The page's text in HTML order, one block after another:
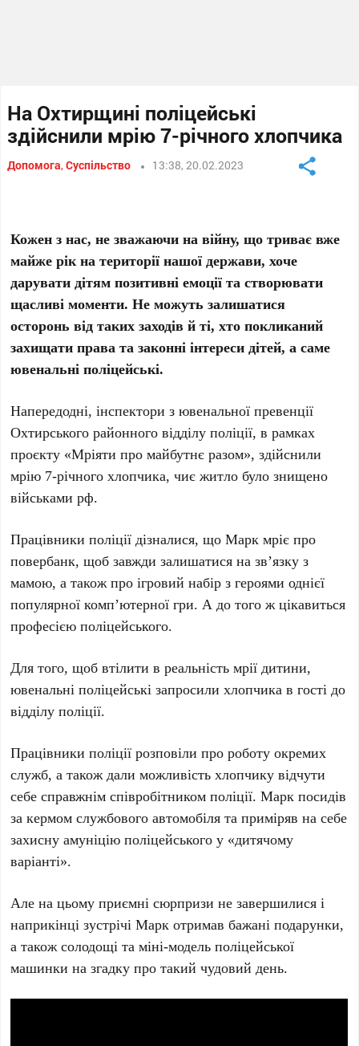
На Охтирщині поліцейські
здійснили мрію 7-річного хлопчика
Допомога,Суспільство 13:38, 20.02.2023
Кожен з нас, не зважаючи на війну, що триває вже
майже рік на території нашої держави, хоче
дарувати дітям позитивні емоції та створювати
щасливі моменти. Не можуть залишатися
осторонь від таких заходів й ті, хто покликаний
захищати права та законні інтереси дітей, а саме
ювенальні поліцейські.
Напередодні, інспектори з ювенальної превенції
Охтирського районного відділу поліції, в рамках
проєкту «Мріяти про майбутнє разом», здійснили
мрію 7-річного хлопчика, чиє житло було знищено
військами рф.
Працівники поліції дізналися, що Марк мріє про
повербанк, щоб завжди залишатися на зв’язку з
мамою, а також про ігровий набір з героями однієї
популярної комп’ютерної гри. А до того ж цікавиться
професією поліцейського.
Для того, щоб втілити в реальність мрії дитини,
ювенальні поліцейські запросили хлопчика в гості до
відділу поліції.
Працівники поліції розповіли про роботу окремих
служб, а також дали можливість хлопчику відчути
себе справжнім співробітником поліції. Марк посидів
за кермом службового автомобіля та приміряв на себе
захисну амуніцію поліцейського у «дитячому
варіанті».
Але на цьому приємні сюрпризи не завершилися і
наприкінці зустрічі Марк отримав бажані подарунки,
а також солодощі та міні-модель поліцейської
машинки на згадку про такий чудовий день.